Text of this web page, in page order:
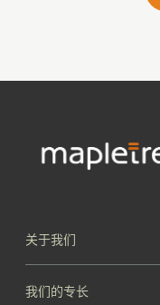
关于我们
我们的专长